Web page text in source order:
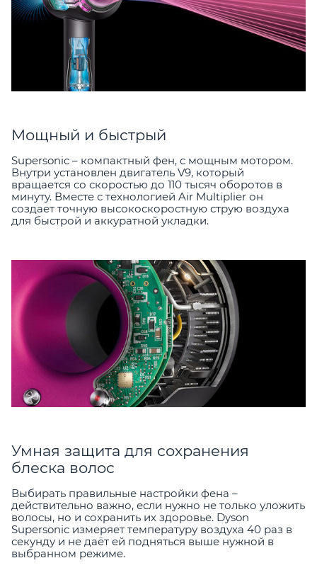
Мощный и быстрый
Supersonic – компактный фен, с мощным мотором.
Внутри установлен двигатель V9, который
вращается со скоростью до 110 тысяч оборотов в
минуту. Вместе с технологией Air Multiplier он
создает точную высокоскоростную струю воздуха
для быстрой и аккуратной укладки.
Умная защита для сохранения
блеска волос
Выбирать правильные настройки фена –
действительно важно, если нужно не только уложить
волосы, но и сохранить их здоровье. Dyson
Supersonic измеряет температуру воздуха 40 раз в
секунду и не даёт ей подняться выше нужной в
выбранном режиме.